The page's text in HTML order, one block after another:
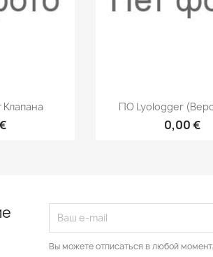
Быстрый
ПО Lyologger
0,00 €
Вы можете отписаться в любой